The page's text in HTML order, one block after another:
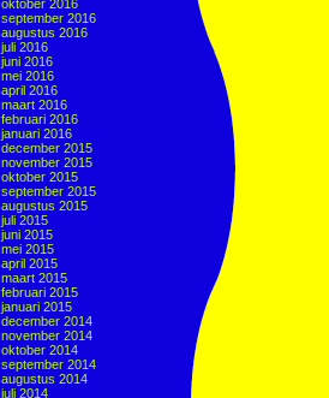
oktober 2016
september 2016
augustus 2016
juli 2016
juni 2016
mei 2016
april 2016
maart 2016
februari 2016
januari 2016
december 2015
november 2015
oktober 2015
september 2015
augustus 2015
juli 2015
juni 2015
mei 2015
april 2015
maart 2015
februari 2015
januari 2015
december 2014
november 2014
oktober 2014
september 2014
augustus 2014
juli 2014